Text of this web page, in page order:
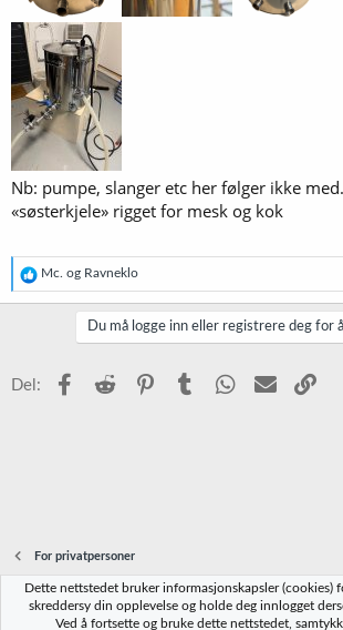
Nb: pumpe, slanger etc her følger ikke
«søsterkjele» rigget for mesk og kok
R
e
a
Mc. og Ravneklo
Du må logge inn eller registrere deg for
Del: Facebook
Reddit PinterestTumblr WhatsApp
E-post
For privatpersoner
Norbrygg-default
Dette nettstedet bruker informasjonskapsler (cookies)
skreddersy din opplevelse og holde deg innlogget
Ved å fortsette og bruke dette nettstedet,